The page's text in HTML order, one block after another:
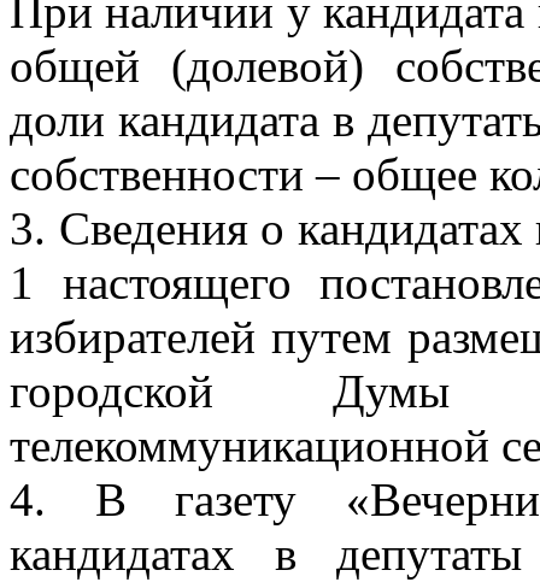
При наличии у
общей (долевой)
доли кандидата в
собственности – общее
3. Сведения о
1 настоящего
избирателей путем
городской Думыв
телекоммуникационной
4. В газету
кандидатах в